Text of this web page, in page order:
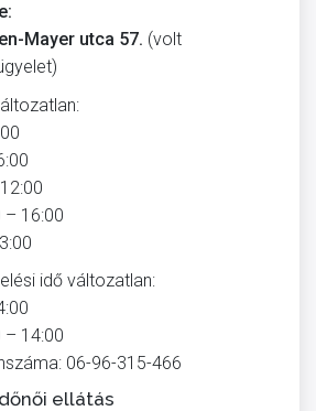
Mayer utca 57. (volt
– 16:00
idő változatlan:
– 14:00
06-96-315-466
ellátás